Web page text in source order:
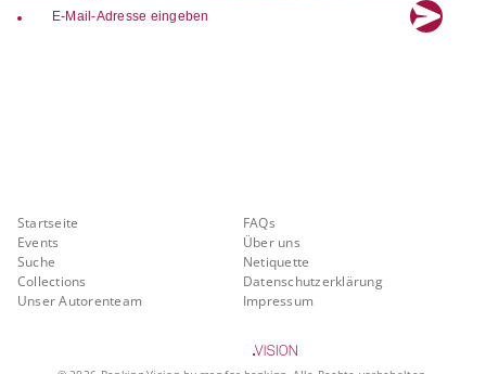
email
Startseite
Events
Suche
Collections
Unser Autorenteam
FAQs
Über uns
Netiquette
Datenschutzerklärung
Impressum